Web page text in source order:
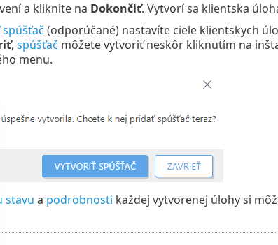
a kliknite na Dokončiť. Vytvorí sa klientska
(odporúčané) nastavíte ciele klientskych
, spúšťač môžete vytvoriť neskôr kliknutím na
menu.
stavu a podrobnosti každej vytvorenej úlohy si